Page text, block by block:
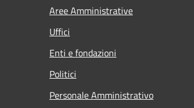
Aree Amministrative
Uffici
Enti e fondazioni
Politici
Personale Amministrativo